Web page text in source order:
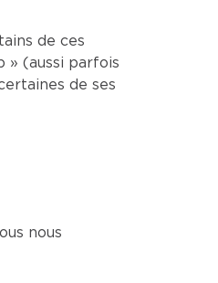
de ces
» (aussi parfois
de ses
nous